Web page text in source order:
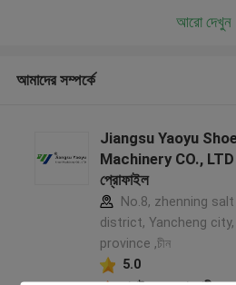
আরো দেখুন
আমাদের সম্পর্কে
Jiangsu Yaoyu
Machinery CO., LTD
প্রোফাইল
No.8, zhenning
district, Yancheng
province ,চীন
5.0